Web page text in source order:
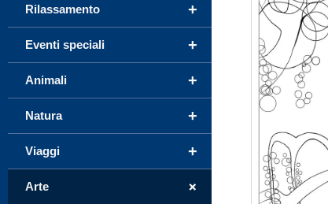
+
Rilassamento
+
Eventi speciali
+
Animali
+
Natura
+
Viaggi
+
Arte